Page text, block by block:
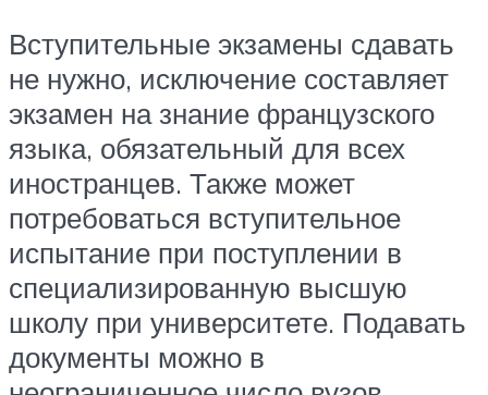
Вступительные экзамены сдавать
не нужно, исключение составляет
экзамен на знание французского
языка, обязательный для всех
иностранцев. Также может
потребоваться вступительное
испытание при поступлении в
специализированную высшую
школу при университете. Подавать
документы можно в